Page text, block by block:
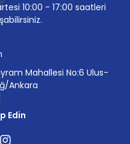
10:00 - 17:00 saatleri
Mahallesi No:6 Ulus-
Ankara
Edin